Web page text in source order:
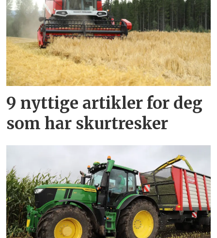
9 nyttige artikler for deg
som har skurtresker